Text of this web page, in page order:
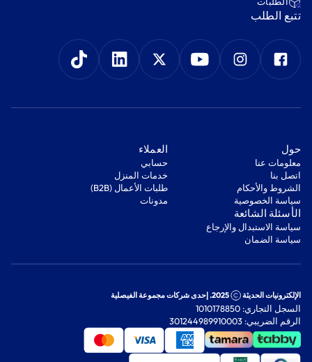
‫تتبع الطلب‬
‫حول‬
معلومات عنا
اتصل بنا
‫الشروط والأحكام‬
‫سياسة الخصوصية‬
‫العملاء‬
‫حسابي‬
‫خدمات المنزل‬
‫طلبات الأعمال (B2B)‬
مدونات
‫الأسئلة الشائعة‬
‫سياسة الاستبدال والإرجاع‬
‫سياسة الضمان‬
الإلكترونيات الحديثة 2025. إحدى شركات مجموعة الفيصلية
السجل التجاري: 1010178850
الرقم الضريبي: 301244989910003